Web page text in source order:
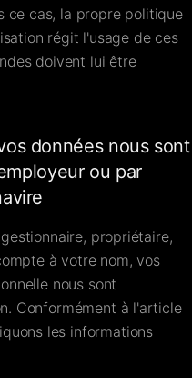
ce cas, la propre politique
régit l'usage de ces
doivent lui être
données nous sont
ou par
propriétaire,
à votre nom, vos
nous sont
Conformément à l'article
les informations